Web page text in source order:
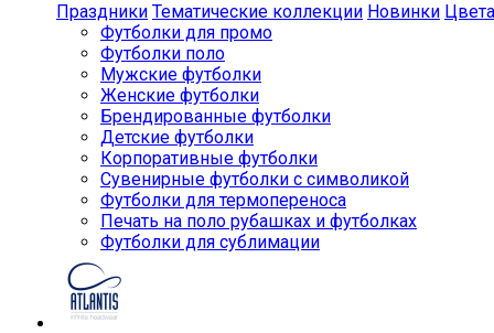
Праздники Тематические коллекции Новинки Цвета
Футболки для промо
Футболки поло
Мужские футболки
Женские футболки
Брендированные футболки
Детские футболки
Корпоративные футболки
Сувенирные футболки с символикой
Футболки для термопереноса
Печать на поло рубашках и футболках
Футболки для сублимации